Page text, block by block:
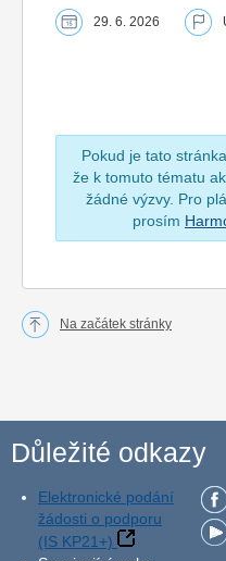
29. 6. 2026
Pokud je tato
že k tomuto tématu
žádné výzvy. Pro
prosím
Na začátek stránky
Důležité odkazy
Elektronické podání
žádosti o podporu
(IS KP21+)